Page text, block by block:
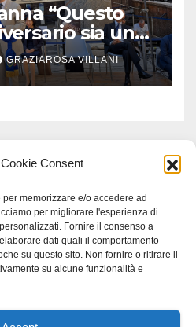
Consent
memorizzare e/o accedere ad
per migliorare l'esperienza di
Fornire il consenso a
dati quali il comportamento
su questo sito. Non fornire o ritirare il
su alcune funzionalità e
“Questo
sia un
GRAZIAROSA VILLANI